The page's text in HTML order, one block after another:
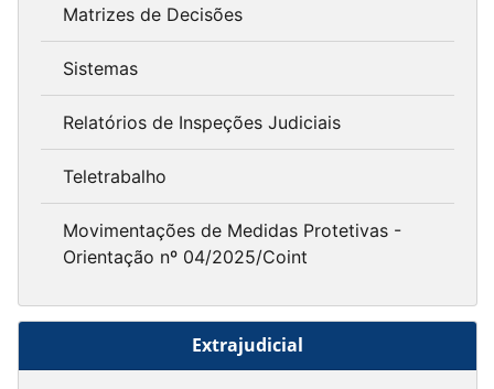
Matrizes de Decisões
Sistemas
Relatórios de Inspeções Judiciais
Teletrabalho
Movimentações de Medidas Protetivas -
Orientação nº 04/2025/Coint
Extrajudicial